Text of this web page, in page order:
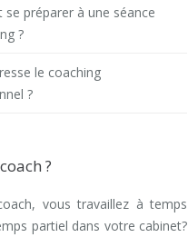
se préparer à une séance
?
le coaching
?
?
vous travaillez à temps
partiel dans votre cabinet?